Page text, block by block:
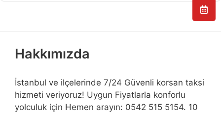
Hakkımızda
İstanbul ve ilçelerinde 7/24 Güvenli korsan taksi
hizmeti veriyoruz! Uygun Fiyatlarla konforlu
yolculuk için Hemen arayın: 0542 515 5154. 10